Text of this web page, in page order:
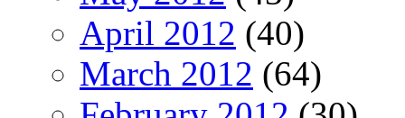
April 2012 (40)
March 2012 (64)